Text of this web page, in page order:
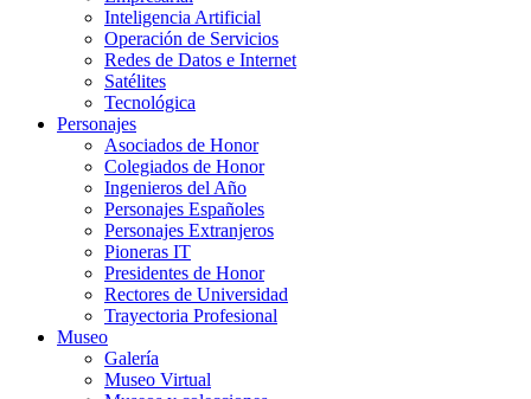
Inteligencia Artificial
Operación de Servicios
Redes de Datos e Internet
Satélites
Tecnológica
Personajes
Asociados de Honor
Colegiados de Honor
Ingenieros del Año
Personajes Españoles
Personajes Extranjeros
Pioneras IT
Presidentes de Honor
Rectores de Universidad
Trayectoria Profesional
Museo
Galería
Museo Virtual